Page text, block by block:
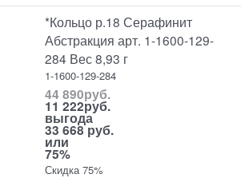
*Кольцо р.18 Серафинит
Абстракция арт. 1-1600-129-
284 Вес 8,93 г
1-1600-129-284
44 890руб.
11 222руб.
выгода
33 668 руб.
или
75%
Скидка 75%